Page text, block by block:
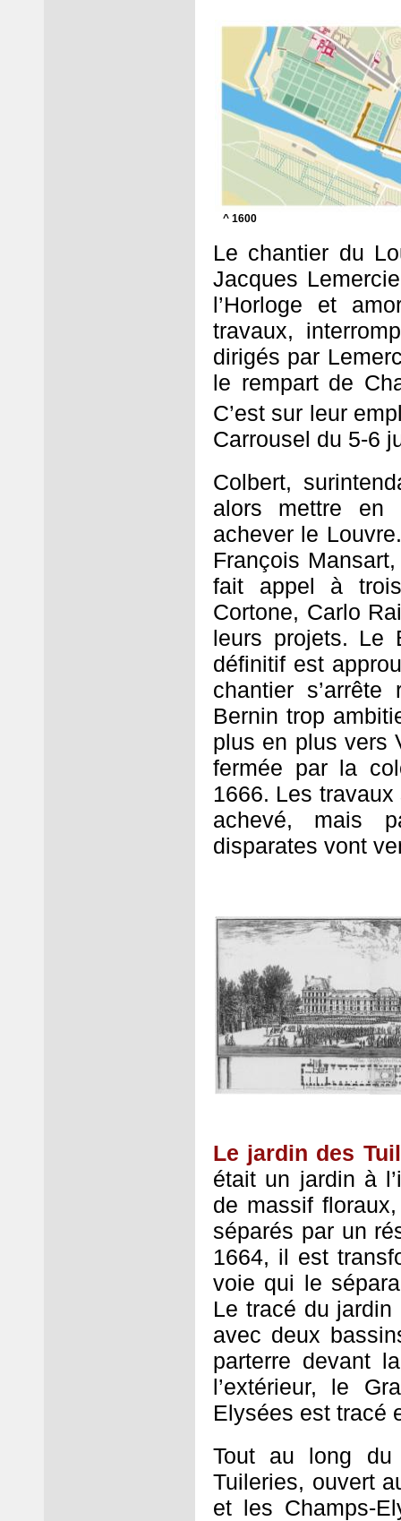
^ 1600
Le chantier du
Jacques
l’Horloge et
travaux,
dirigés par
le rempart de
C’est sur leur
Carrousel du 5-6
Colbert,
alors mettre en
achever le
François
fait appel à
Cortone, Carlo
leurs projets. Le
définitif est
chantier
Bernin trop
plus en plus vers
fermée par la
1666. Les
achevé, mais
disparates vont
Le jardin des
était un jardin à
de massif
séparés par un
1664, il est
voie qui le
Le tracé du
avec deux
parterre devant
l’extérieur, le
Elysées est tracé
Tout au long du
Tuileries, ouvert
et les Champs-